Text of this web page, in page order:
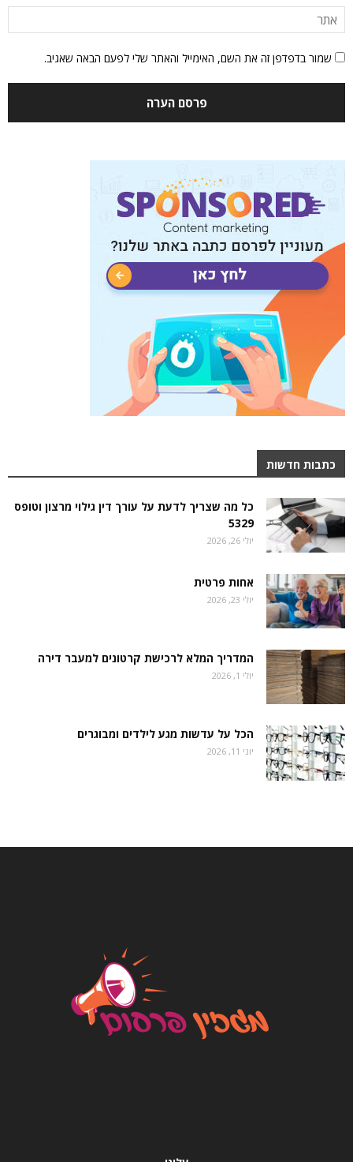
שמור בדפדפן זה את השם, האימייל והאתר שלי לפעם הבאה שאגיב.
כתבות חדשות
כל מה שצריך לדעת על עורך דין גילוי מרצון וטופס
5329
יולי 26, 2026
אחות פרטית
יולי 23, 2026
המדריך המלא לרכישת קרטונים למעבר דירה
יולי 1, 2026
הכל על עדשות מגע לילדים ומבוגרים
יוני 11, 2026